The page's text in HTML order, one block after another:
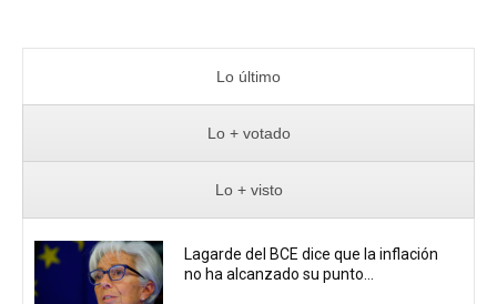
Lo último
Lo + votado
Lo + visto
Lagarde del BCE dice que la inflación
no ha alcanzado su punto...